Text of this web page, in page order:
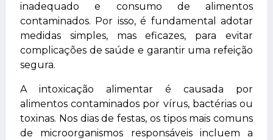
inadequado e consumo de alimentos
contaminados. Por isso, é fundamental adotar
medidas simples, mas eficazes, para evitar
complicações de saúde e garantir uma refeição
segura.
A intoxicação alimentar é causada por
alimentos contaminados por vírus, bactérias ou
toxinas. Nos dias de festas, os tipos mais comuns
de microorganismos responsáveis incluem a